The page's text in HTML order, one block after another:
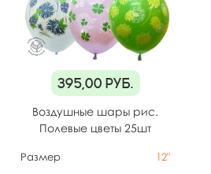
395,00 руб.
Воздушные шары рис.
Полевые цветы 25шт
Размер 12"